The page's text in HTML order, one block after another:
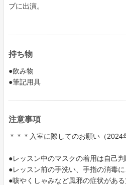
ブに出演。
持ち物
●飲み物
●筆記用具
注意事項
＊＊＊入室に際してのお願い（2024
●レッスン中のマスクの着用は自己判
●レッスン前の手洗い、手指の消毒に
●咳やくしゃみなど風邪の症状があ